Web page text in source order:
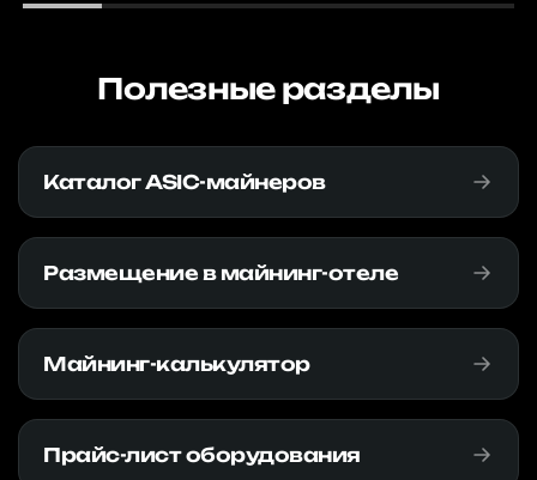
Полезные разделы
Каталог ASIC-майнеров
Размещение в майнинг-отеле
Майнинг-калькулятор
Прайс-лист оборудования